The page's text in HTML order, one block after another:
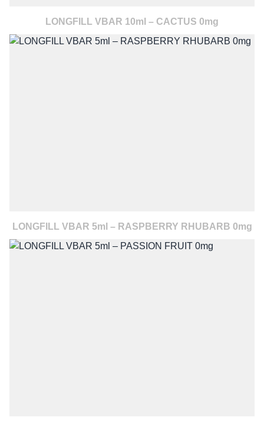
LONGFILL VBAR 10ml – CACTUS 0mg
LONGFILL VBAR 5ml – RASPBERRY RHUBARB 0mg